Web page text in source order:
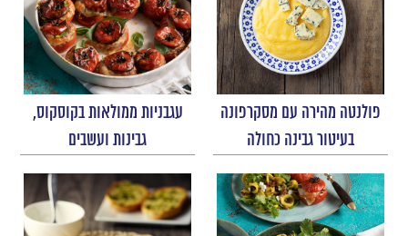
פולנטה מהירה עם מסקרפונה
בעיטור גבינה כחולה
עגבניות ממולאות בקוסקוס,
גבינות ועשבים